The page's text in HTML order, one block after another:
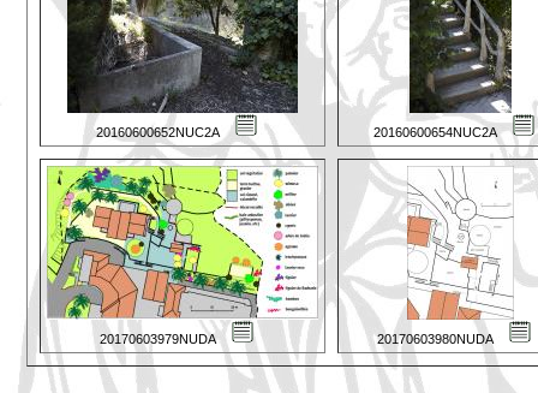
20160600652NUC2A 20160600654NUC2A
20170603979NUDA 20170603980NUDA